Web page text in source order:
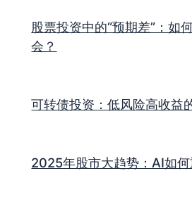
股票投资中的“预期差”：如
会？
可转债投资：低风险高收益
2025年股市大趋势：AI如何